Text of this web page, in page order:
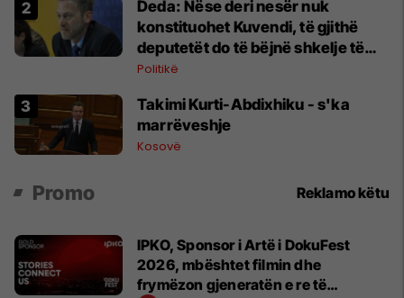
Deda: Nëse deri nesër nuk
konstituohet Kuvendi, të gjithë
deputetët do të bëjnë shkelje të
rëndë kushtetuese
Politikë
Takimi Kurti-Abdixhiku - s'ka
marrëveshje
Kosovë
Promo Reklamo këtu
IPKO, Sponsor i Artë i DokuFest
2026, mbështet filmin dhe
frymëzon gjeneratën e re të